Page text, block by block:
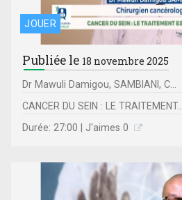
JOUER
Publiée le 18 novembre 2025
Dr Mawuli Damigou, SAMBIANI, C...
CANCER DU SEIN : LE TRAITEMENT...
Durée: 27:00 | J'aimes 0